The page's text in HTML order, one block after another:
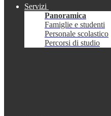
Servizi
Panoramica
Famiglie e studenti
Personale scolastico
Percorsi di studio